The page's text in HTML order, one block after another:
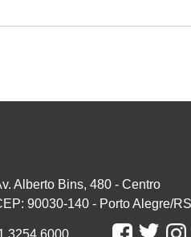
Alberto Bins, 480 - Centro
90030-140 - Porto Alegre/RS
3254.6000